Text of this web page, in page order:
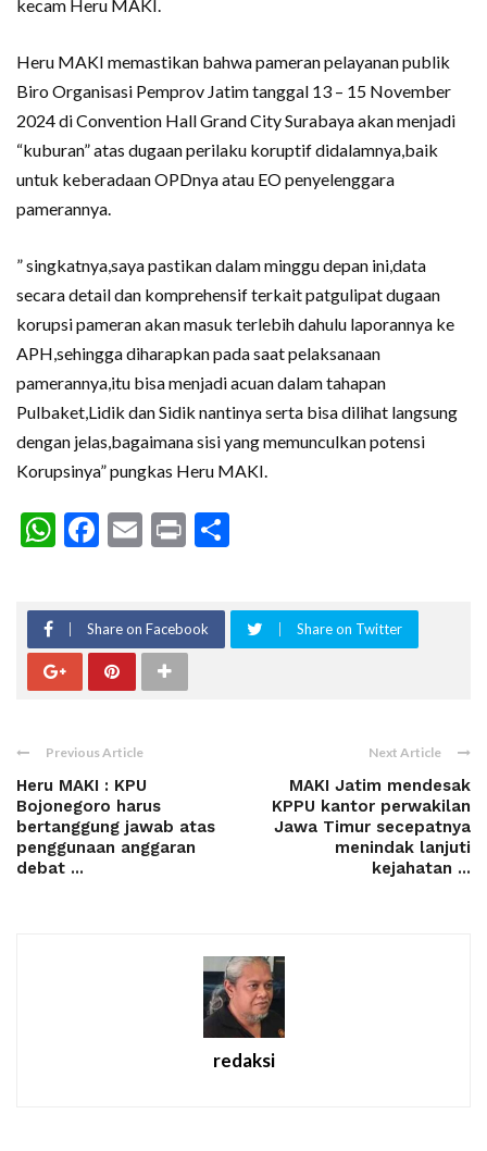
kecam Heru MAKI.
Heru MAKI memastikan bahwa pameran pelayanan publik
Biro Organisasi Pemprov Jatim tanggal 13 – 15 November
2024 di Convention Hall Grand City Surabaya akan menjadi
“kuburan” atas dugaan perilaku koruptif didalamnya,baik
untuk keberadaan OPDnya atau EO penyelenggara
pamerannya.
” singkatnya,saya pastikan dalam minggu depan ini,data
secara detail dan komprehensif terkait patgulipat dugaan
korupsi pameran akan masuk terlebih dahulu laporannya ke
APH,sehingga diharapkan pada saat pelaksanaan
pamerannya,itu bisa menjadi acuan dalam tahapan
Pulbaket,Lidik dan Sidik nantinya serta bisa dilihat langsung
dengan jelas,bagaimana sisi yang memunculkan potensi
Korupsinya” pungkas Heru MAKI.
WhatsApp
Facebook
Email
Print
Share on Facebook Share on Twitter
Previous Article
Heru MAKI : KPU
Bojonegoro harus
bertanggung jawab atas
penggunaan anggaran
debat ...
Next Article
MAKI Jatim mendesak
KPPU kantor perwakilan
Jawa Timur secepatnya
menindak lanjuti
kejahatan ...
redaksi